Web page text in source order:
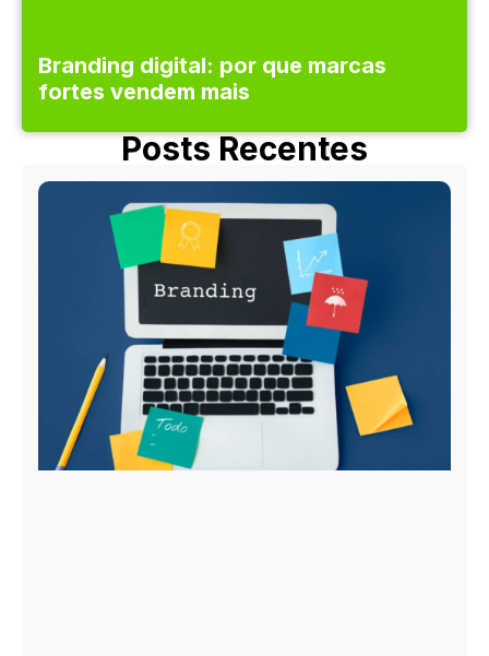
Branding digital: por que marcas
fortes vendem mais
Posts Recentes